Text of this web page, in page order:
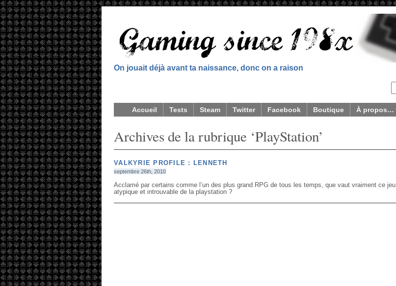
On jouait déjà avant ta naissance, donc on a raison
Accueil Tests Steam Twitter Facebook Boutique À propos…
Archives de la rubrique ‘PlayStation’
VALKYRIE PROFILE : LENNETH
septembre 26th, 2010
Acclamé par certains comme l’un des plus grand RPG de tous les temps, que vaut vraiment ce jeu
atypique et introuvable de la playstation ?